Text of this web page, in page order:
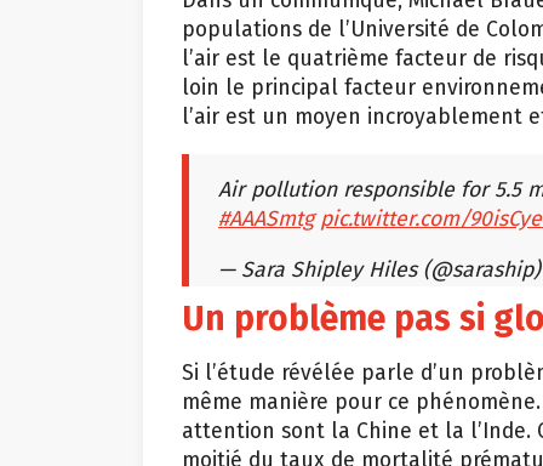
populations de l’Université de
l’air est le quatrième facteur de
loin le principal facteur
l’air est un moyen incroyablement
Air pollution responsible for 5.5
#AAASmtg pic.twitter.com/
— Sara Shipley Hiles
Un problème pas si
Si l’étude révélée parle d’un
même manière pour ce
attention sont la Chine et la l’Inde.
moitié du taux de mortalité